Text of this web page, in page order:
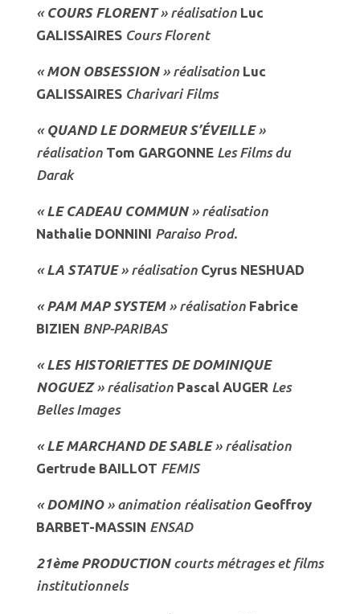
« COURS FLORENT» réalisation Luc
GALISSAIRESCours Florent
«MON OBSESSION» réalisation Luc
GALISSAIRESCharivari Films
« QUAND LE DORMEUR S’ÉVEILLE»
réalisationTom GARGONNE Les Films du
Darak
«LE CADEAU COMMUN» réalisation
Nathalie DONNINI Paraiso Prod.
«LA STATUE» réalisation Cyrus NESHUAD
«PAM MAP SYSTEM» réalisation Fabrice
BIZIEN BNP-PARIBAS
«LES HISTORIETTES DE DOMINIQUE
NOGUEZ» réalisation Pascal AUGER Les
Belles Images
«LE MARCHAND DE SABLE» réalisation
Gertrude BAILLOT FEMIS
«DOMINO» animation réalisation Geoffroy
BARBET-MASSIN ENSAD
21ème PRODUCTIONcourts métrages et films
institutionnels